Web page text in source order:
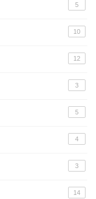
5
10
12
3
5
4
3
14